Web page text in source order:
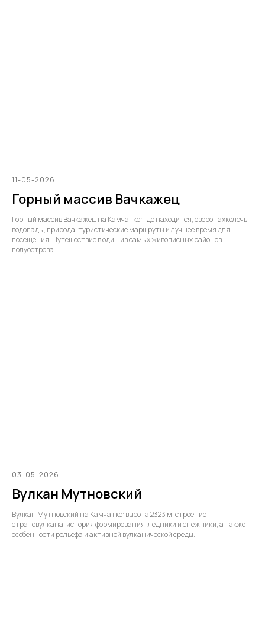
11-05-2026
Горный массив Вачкажец
Горный массив Вачкажец на Камчатке: где находится, озеро Тахколочь,
водопады, природа, туристические маршруты и лучшее время для
посещения. Путешествие в один из самых живописных районов
полуострова.
03-05-2026
Вулкан Мутновский
Вулкан Мутновский на Камчатке: высота 2323 м, строение
стратовулкана, история формирования, ледники и снежники, а также
особенности рельефа и активной вулканической среды.